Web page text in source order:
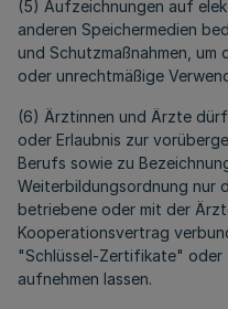
(5) Aufzeichnungen auf
anderen Speichermedien
und Schutzmaßnahmen, um
oder unrechtmäßige
(6) Ärztinnen und Ärzte
oder Erlaubnis zur
Berufs sowie zu
Weiterbildungsordnung nur
betriebene oder mit der
Kooperationsvertrag
"Schlüssel-Zertifikate"
aufnehmen lassen.